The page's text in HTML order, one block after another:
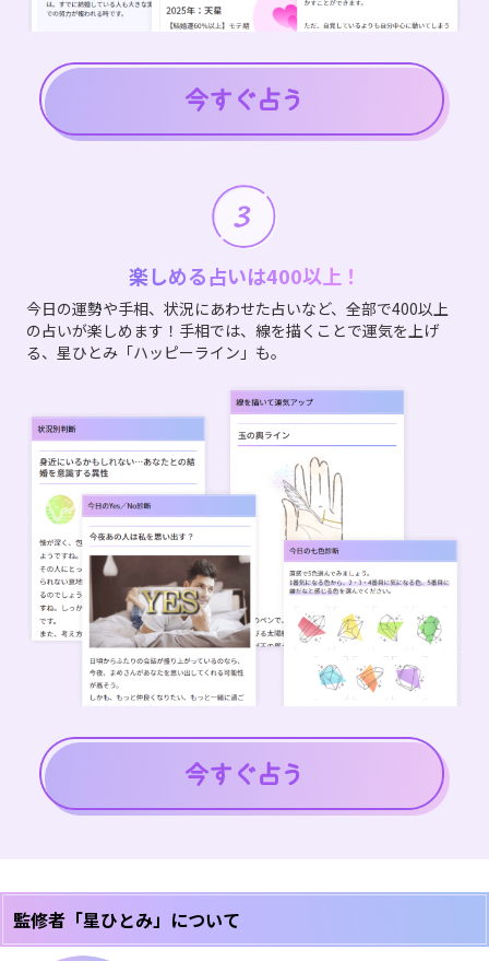
楽しめる占いは400以上！
今日の運勢や手相、状況にあわせた占いなど、全部で400以上
の占いが楽しめます！手相では、線を描くことで運気を上げ
る、星ひとみ「ハッピーライン」も。
監修者「星ひとみ」について